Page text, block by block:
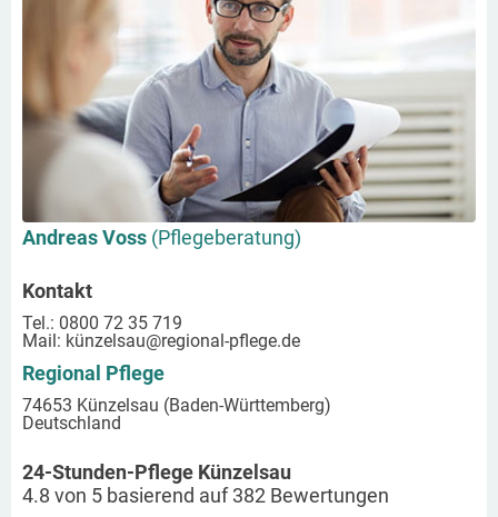
Andreas Voss (Pflegeberatung)
Kontakt
Tel.: 0800 72 35 719
Mail: künzelsau@regional-pflege.de
Regional Pflege
74653 Künzelsau (Baden-Württemberg)
Deutschland
24-Stunden-Pflege Künzelsau
4.8 von 5 basierend auf382 Bewertungen